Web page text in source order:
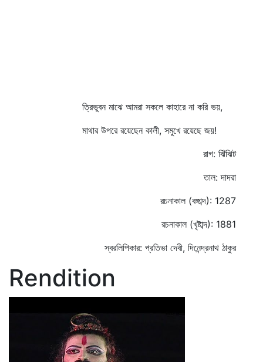
ত্রিভুবন মাঝে আমরা সকলে কাহারে না করি ভয়,
মাথার উপরে রয়েছেন কালী, সমুখে রয়েছে জয়!
রাগ: ঝিঁঝিট
তাল: দাদরা
রচনাকাল (বঙ্গাব্দ): 1287
রচনাকাল (খৃষ্টাব্দ): 1881
স্বরলিপিকার: প্রতিভা দেবী, দিনেন্দ্রনাথ ঠাকুর
Rendition